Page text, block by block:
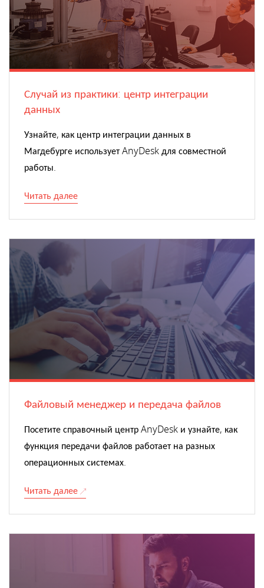
Случай из практики: центр интеграции
данных
Узнайте, как центр интеграции данных в
Магдебурге использует AnyDesk для совместной
работы.
Читать далее
Файловый менеджер и передача файлов
Посетите справочный центр AnyDesk и узнайте, как
функция передачи файлов работает на разных
операционных системах.
Читать далее